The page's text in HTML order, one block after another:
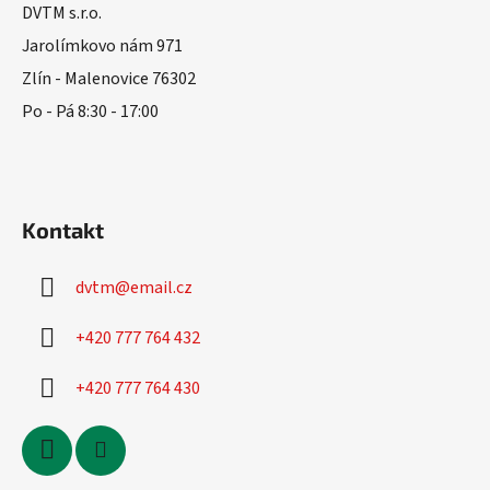
DVTM s.r.o.
Jarolímkovo nám 971
Zlín - Malenovice 76302
Po - Pá 8:30 - 17:00
Kontakt
dvtm@email.cz
+420 777 764 432
+420 777 764 430